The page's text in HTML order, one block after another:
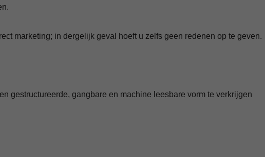
marketing; in dergelijk geval hoeft u zelfs geen redenen op te geven.
gestructureerde, gangbare en machine leesbare vorm te verkrijgen